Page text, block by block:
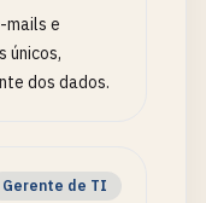
mails e
únicos,
dos dados.
Gerente de TI